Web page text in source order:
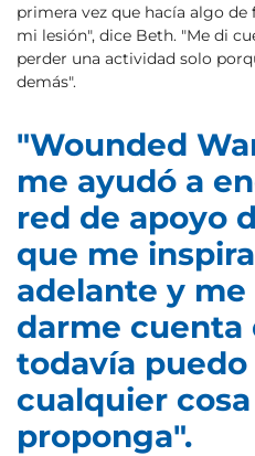
primera vez que hacía algo
mi lesión", dice Beth. "Me di
perder una actividad solo
demás".
"Wounded
me ayudó a
red de apoyo
que me
adelante y me
darme cuenta
todavía
cualquier
proponga".